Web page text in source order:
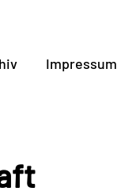
Impressum